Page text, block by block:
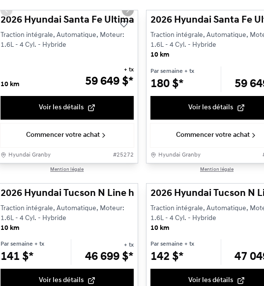
Previous slide Next slide
2026 Hyundai Santa Fe Ultimate hybride Calligraphy à
Traction intégrale, Automatique, Moteur:
1.6L - 4 Cyl. - Hybride
10 km 59 649 $*
+ tx
Voir les détails
Commencer votre achat
Hyundai Granby #25272
Mention légale
2026 Hyundai Santa Fe
Traction intégrale, Automatique,
1.6L - 4 Cyl. - Hybride
10 km
Par semaine + tx
180 $* 59
Voir les détails
Commencer votre achat
Hyundai Granby
Mention légale
2026 Hyundai Tucson N Line hybride à traction intégrale
Traction intégrale, Automatique, Moteur:
1.6L - 4 Cyl. - Hybride
10 km
Par semaine + tx
141 $*
+ tx
46 699 $*
Voir les détails
2026 Hyundai Tucson N
Traction intégrale, Automatique,
1.6L - 4 Cyl. - Hybride
10 km
Par semaine + tx
142 $* 47
Voir les détails